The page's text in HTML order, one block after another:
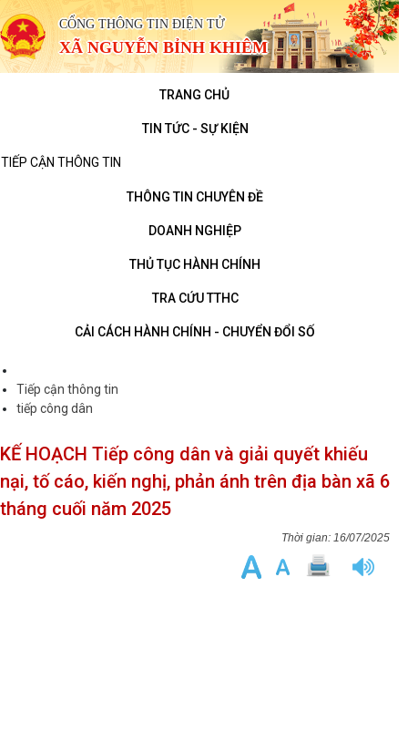
CỔNG THÔNG TIN ĐIỆN TỬ
XÃ NGUYỄN BỈNH KHIÊM
TRANG CHỦ
TIN TỨC - SỰ KIỆN
TIẾP CẬN THÔNG TIN
THÔNG TIN CHUYÊN ĐỀ
DOANH NGHIỆP
THỦ TỤC HÀNH CHÍNH
TRA CỨU TTHC
CẢI CÁCH HÀNH CHÍNH - CHUYỂN ĐỔI SỐ
Tiếp cận thông tin
tiếp công dân
KẾ HOẠCH Tiếp công dân và giải quyết khiếu
nại, tố cáo, kiến nghị, phản ánh trên địa bàn xã 6
tháng cuối năm 2025
16/07/2025